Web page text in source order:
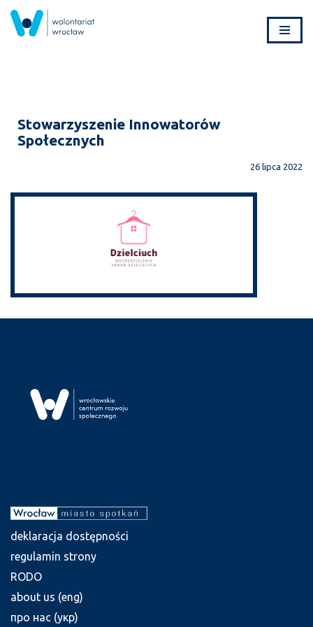
Przejdź
Stowarzyszenie Innowatorów
Społecznych
26 lipca 2022
deklaracja dostępności
regulamin strony
RODO
about us (eng)
про нас (укр)